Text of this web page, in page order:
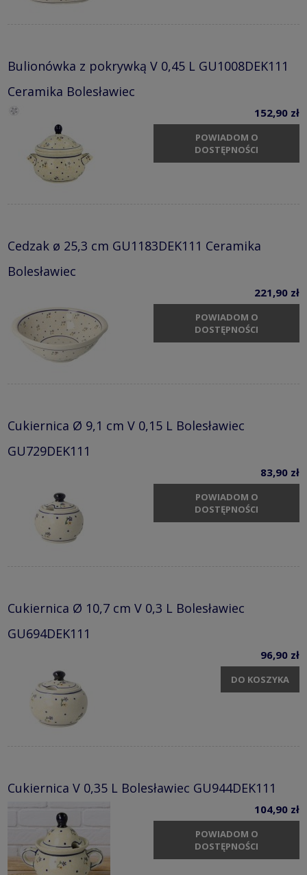
Bulionówka z pokrywką V 0,45 L GU1008DEK111
Ceramika Bolesławiec
152,90 zł
POWIADOM O
DOSTĘPNOŚCI
Cedzak ø 25,3 cm GU1183DEK111 Ceramika
Bolesławiec
221,90 zł
POWIADOM O
DOSTĘPNOŚCI
Cukiernica Ø 9,1 cm V 0,15 L Bolesławiec
GU729DEK111
83,90 zł
POWIADOM O
DOSTĘPNOŚCI
Cukiernica Ø 10,7 cm V 0,3 L Bolesławiec
GU694DEK111
96,90 zł
DO KOSZYKA
Cukiernica V 0,35 L Bolesławiec GU944DEK111
104,90 zł
POWIADOM O
DOSTĘPNOŚCI